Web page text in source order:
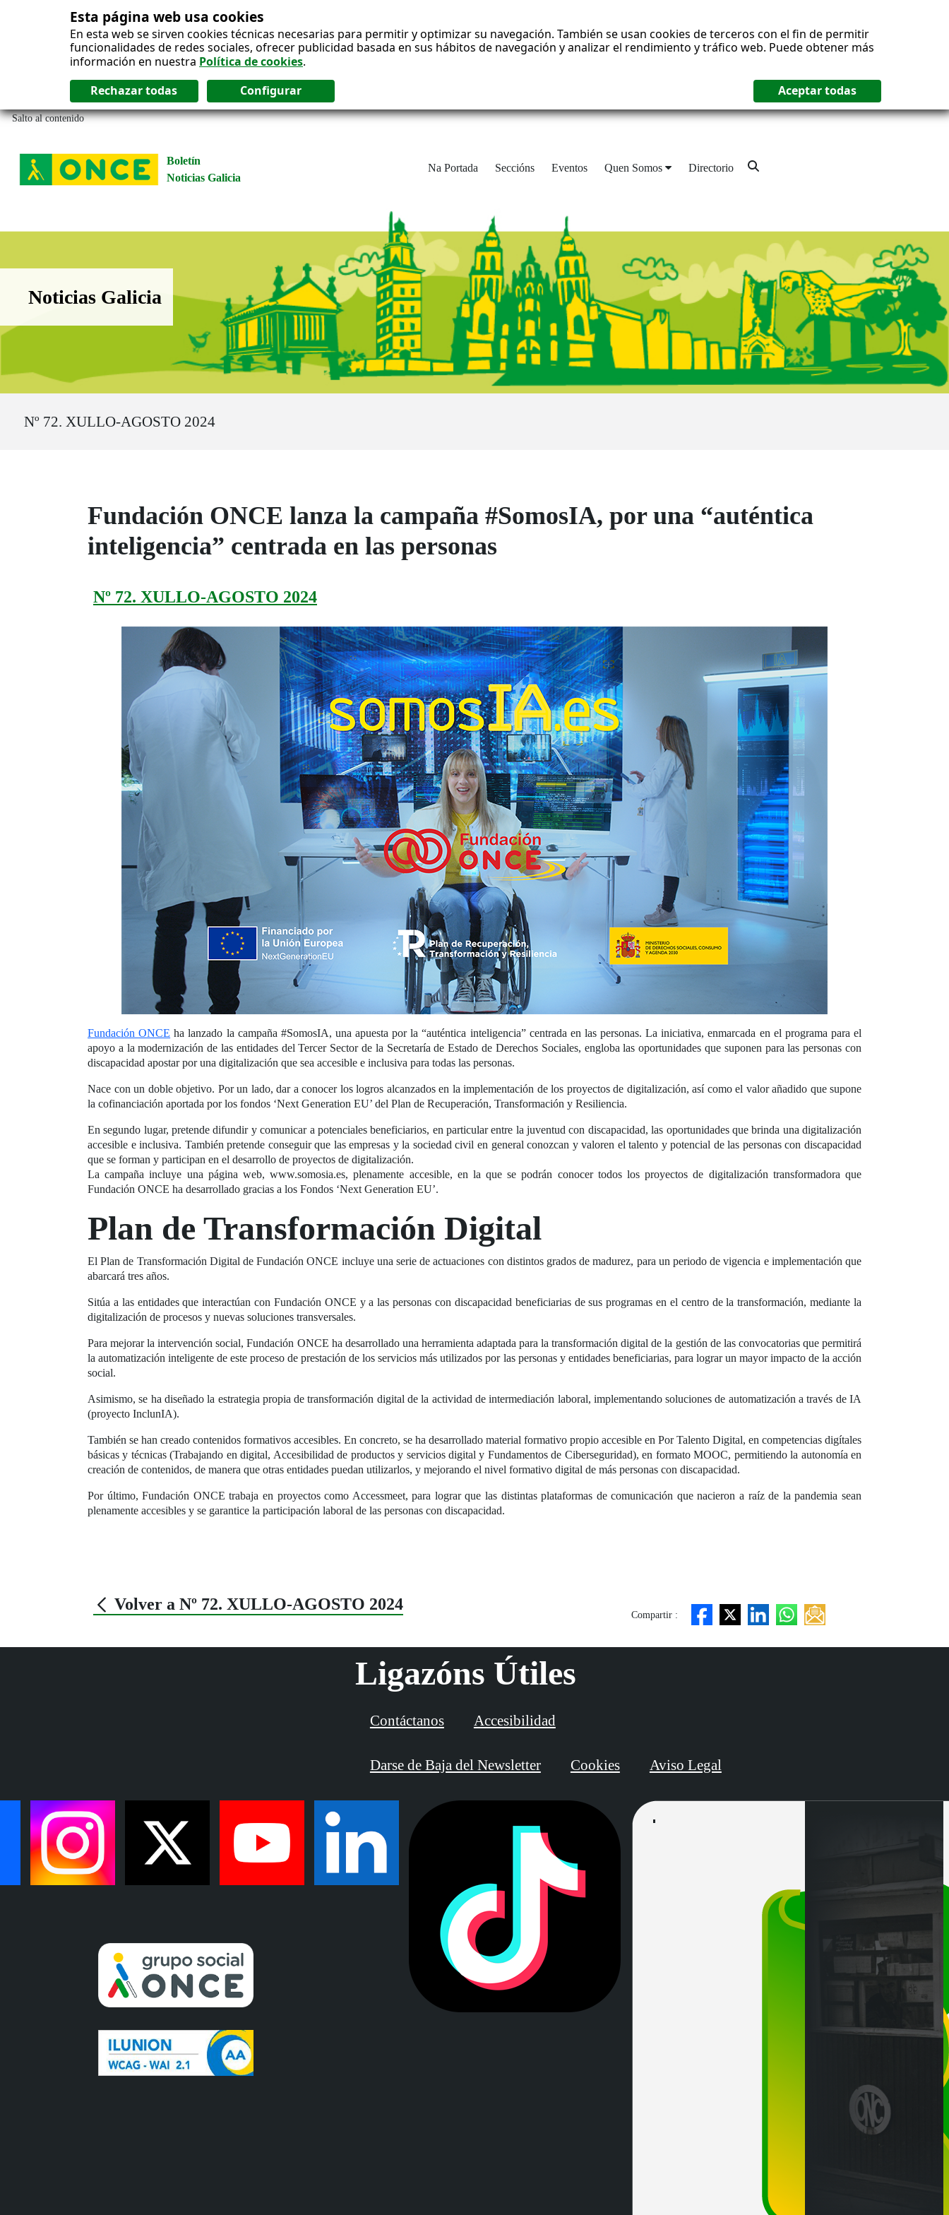
Esta página web usa cookies
En esta web se sirven cookies técnicas necesarias para permitir y optimizar su navegación. También se usan cookies de terceros con el fin de permitir
funcionalidades de redes sociales, ofrecer publicidad basada en sus hábitos de navegación y analizar el rendimiento y tráfico web. Puede obtener más
información en nuestra Política de cookies.
Salto al contenido
Boletín
Noticias Galicia
Na Portada Seccións Eventos Quen Somos Directorio
Boletín Noticias Galicia
Noticias Galicia
Nº 72. XULLO-AGOSTO 2024
Fundación ONCE lanza la campaña #SomosIA, por una “auténtica
inteligencia” centrada en las personas
Nº 72. XULLO-AGOSTO 2024
Fundación ONCE ha lanzado la campaña #SomosIA, una apuesta por la “auténtica inteligencia” centrada en las personas. La iniciativa, enmarcada en el programa para el
apoyo a la modernización de las entidades del Tercer Sector de la Secretaría de Estado de Derechos Sociales, engloba las oportunidades que suponen para las personas con
discapacidad apostar por una digitalización que sea accesible e inclusiva para todas las personas.
Nace con un doble objetivo. Por un lado, dar a conocer los logros alcanzados en la implementación de los proyectos de digitalización, así como el valor añadido que supone
la cofinanciación aportada por los fondos ‘Next Generation EU’ del Plan de Recuperación, Transformación y Resiliencia.
En segundo lugar, pretende difundir y comunicar a potenciales beneficiarios, en particular entre la juventud con discapacidad, las oportunidades que brinda una digitalización
accesible e inclusiva. También pretende conseguir que las empresas y la sociedad civil en general conozcan y valoren el talento y potencial de las personas con discapacidad
que se forman y participan en el desarrollo de proyectos de digitalización.
La campaña incluye una página web, www.somosia.es, plenamente accesible, en la que se podrán conocer todos los proyectos de digitalización transformadora que
Fundación ONCE ha desarrollado gracias a los Fondos ‘Next Generation EU’.
Plan de Transformación Digital
El Plan de Transformación Digital de Fundación ONCE incluye una serie de actuaciones con distintos grados de madurez, para un periodo de vigencia e implementación que
abarcará tres años.
Sitúa a las entidades que interactúan con Fundación ONCE y a las personas con discapacidad beneficiarias de sus programas en el centro de la transformación, mediante la
digitalización de procesos y nuevas soluciones transversales.
Para mejorar la intervención social, Fundación ONCE ha desarrollado una herramienta adaptada para la transformación digital de la gestión de las convocatorias que permitirá
la automatización inteligente de este proceso de prestación de los servicios más utilizados por las personas y entidades beneficiarias, para lograr un mayor impacto de la acción
social.
Asimismo, se ha diseñado la estrategia propia de transformación digital de la actividad de intermediación laboral, implementando soluciones de automatización a través de IA
(proyecto InclunIA).
También se han creado contenidos formativos accesibles. En concreto, se ha desarrollado material formativo propio accesible en Por Talento Digital, en competencias digítales
básicas y técnicas (Trabajando en digital, Accesibilidad de productos y servicios digital y Fundamentos de Ciberseguridad), en formato MOOC, permitiendo la autonomía en
creación de contenidos, de manera que otras entidades puedan utilizarlos, y mejorando el nivel formativo digital de más personas con discapacidad.
Por último, Fundación ONCE trabaja en proyectos como Accessmeet, para lograr que las distintas plataformas de comunicación que nacieron a raíz de la pandemia sean
plenamente accesibles y se garantice la participación laboral de las personas con discapacidad.
Volver a Nº 72. XULLO-AGOSTO 2024
Compartir :
Ligazóns Útiles
Contáctanos Accesibilidad
Darse de Baja del Newsletter Cookies Aviso Legal